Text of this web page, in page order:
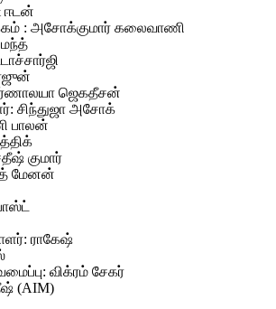
ஈடன்
: அசோக்குமார் கலைவாணி
ஜெகதீசன்
சிந்துஜா அசோக்
பாலன்
குமார்
மேனன்
ராகேஷ்
விக்ரம் சேகர்
(AIM)